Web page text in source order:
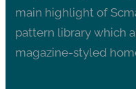
main highlight of
pattern library which
magazine-styled